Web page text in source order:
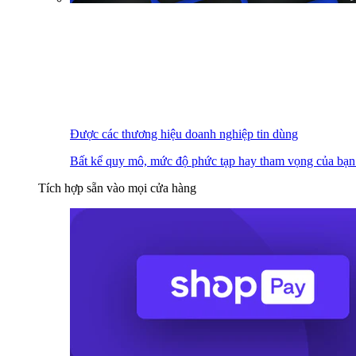
Được các thương hiệu doanh nghiệp tin dùng
Bất kể quy mô, mức độ phức tạp hay tham vọng của
Tích hợp sẵn vào mọi cửa hàng